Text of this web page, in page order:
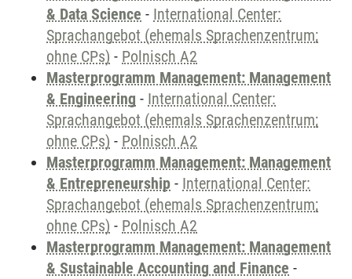
& Data Science - International Center:
Sprachangebot (ehemals Sprachenzentrum;
ohne CPs) - Polnisch A2
Masterprogramm Management: Management
& Engineering - International Center:
Sprachangebot (ehemals Sprachenzentrum;
ohne CPs) - Polnisch A2
Masterprogramm Management: Management
& Entrepreneurship - International Center:
Sprachangebot (ehemals Sprachenzentrum;
ohne CPs) - Polnisch A2
Masterprogramm Management: Management
& Sustainable Accounting and Finance -